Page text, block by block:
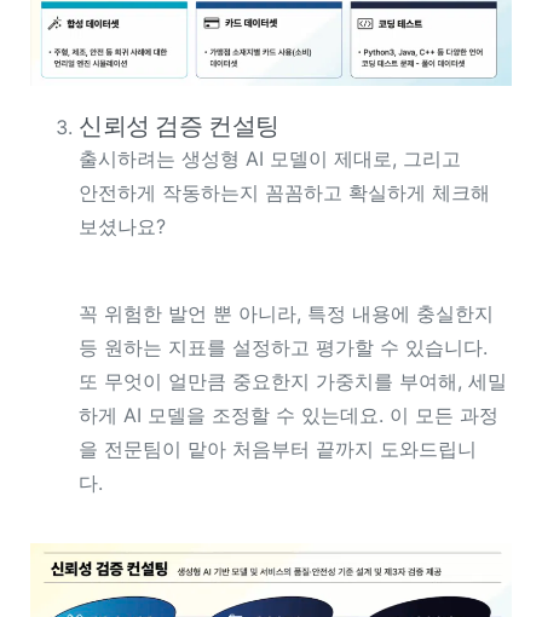
신뢰성 검증 컨설팅
출시하려는 생성형 AI 모델이 제대로, 그리고
안전하게 작동하는지 꼼꼼하고 확실하게 체크해
보셨나요?
꼭 위험한 발언 뿐 아니라, 특정 내용에 충실한지
등 원하는 지표를 설정하고 평가할 수 있습니다.
또 무엇이 얼만큼 중요한지 가중치를 부여해, 세밀
하게 AI 모델을 조정할 수 있는데요. 이 모든 과정
을 전문팀이 맡아 처음부터 끝까지 도와드립니
다.